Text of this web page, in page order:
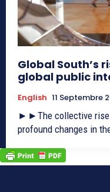
Global South’s
global public
English 11 Septembre
►►The collective rise
profound changes in